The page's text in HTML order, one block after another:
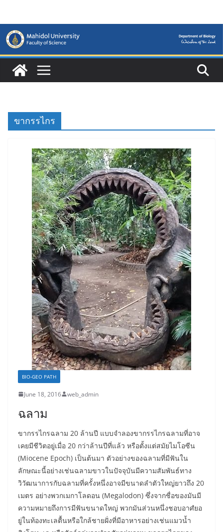
content
ขากรรไกร
BIO-GEO PATH
June 18, 2016 web_admin
ฉลาม
ขากรรไกรฉลาม 20 ล้านปี แบบจำลองขากรรไกรฉลามที่อาจ
เคยมีชีวิตอยู่เมื่อ 20 กว่าล้านปีที่แล้ว หรือตั้งแต่สมัยไมโอซีน
(Miocene Epoch) เป็นต้นมา ตัวอย่างของฉลามที่มีฟันใน
ลักษณะนี้อย่างเช่นฉลามขาวในปัจจุบันมีความสัมพันธ์ทาง
วิวัฒนาการกับฉลามที่ครั้งหนึ่งอาจมีขนาดลำตัวใหญ่ยาวถึง 20
เมตร อย่างพวกเมกาโลดอน (Megalodon) ซึ่งจากชื่อของมันมี
ความหมายถึงการมีฟันขนาดใหญ่ พวกมันส่วนหนึ่งชอบอาศํยอ
ยู่ในท้องทะเลตื้นหรือใกล้ชายฝั่งที่มีอาหารอย่างเช่นแมวน้ำ